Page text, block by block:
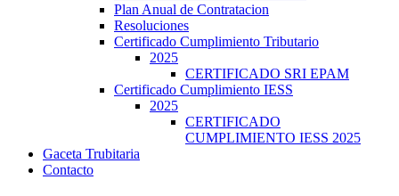
Plan Anual de Contratacion
Resoluciones
Certificado Cumplimiento Tributario
2025
CERTIFICADO SRI EPAM
Certificado Cumplimiento IESS
2025
CERTIFICADO
CUMPLIMIENTO IESS 2025
Gaceta Trubitaria
Contacto